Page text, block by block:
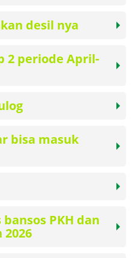
desil nya
2 periode April-
bisa masuk
PKH dan